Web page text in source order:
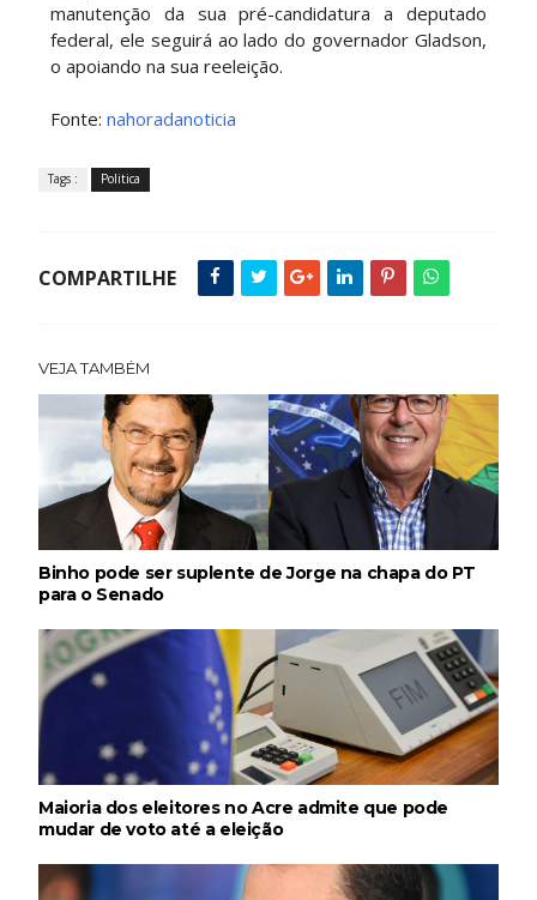
manutenção da sua pré-candidatura a deputado
federal, ele seguirá ao lado do governador Gladson,
o apoiando na sua reeleição.
Fonte: nahoradanoticia
Tags : Politica
COMPARTILHE
VEJA TAMBÉM
Binho pode ser suplente de Jorge na chapa do PT
para o Senado
Maioria dos eleitores no Acre admite que pode
mudar de voto até a eleição